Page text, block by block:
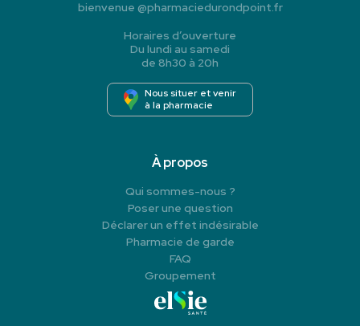
bienvenue @pharmaciedurondpoint.fr
Horaires d’ouverture
Du lundi au samedi
de 8h30 à 20h
Nous situer et venir
à la pharmacie
À propos
Qui sommes-nous ?
Poser une question
Déclarer un effet indésirable
Pharmacie de garde
FAQ
Groupement